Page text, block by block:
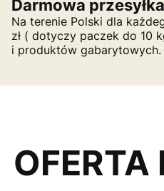
Darmowa przesyłka
Na terenie Polski dla
zł ( dotyczy paczek do 10
i produktów gabarytowych.
OFERTA